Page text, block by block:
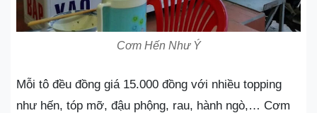
Cơm Hến Như Ý
Mỗi tô đều đồng giá 15.000 đồng với nhiều topping
như hến, tóp mỡ, đậu phộng, rau, hành ngò,… Cơm